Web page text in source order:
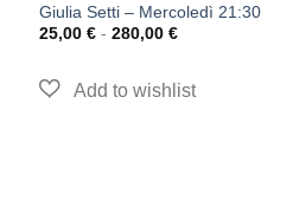
Giulia Setti – Mercoledì 21:30
25,00 € - 280,00 €